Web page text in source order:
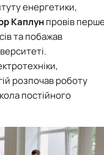
енергетики,
Каплунпровів
та побажав
розпочав роботу
постійного